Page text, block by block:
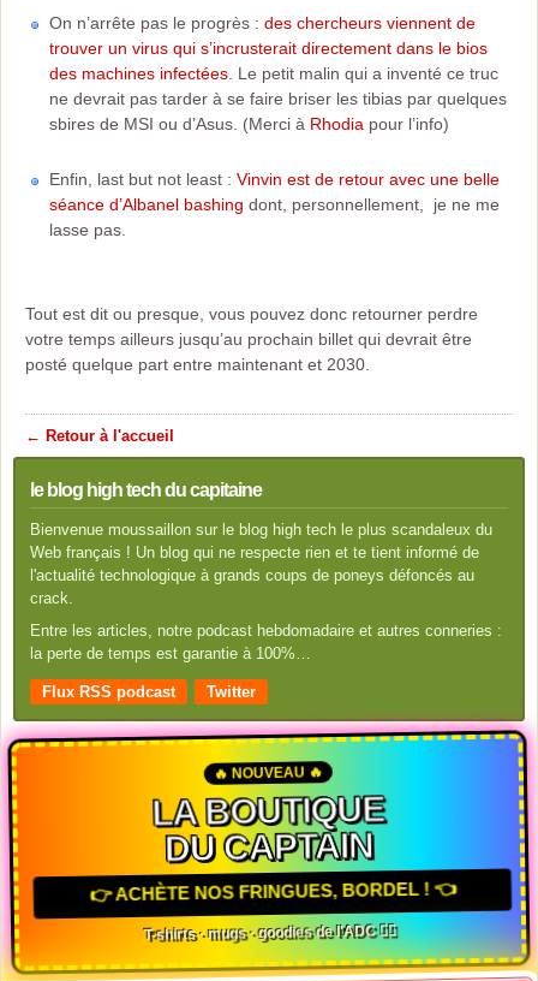
On n’arrête pas le progrès : des chercheurs viennent de
trouver un virus qui s’incrusterait directement dans le bios
des machines infectées . Le petit malin qui a inventé ce truc
ne devrait pas tarder à se faire briser les tibias par quelques
sbires de MSI ou d’Asus. (Merci à Rhodia pour l’info)
Enfin, last but not least : Vinvin est de retour avec une belle
séance d’Albanel bashing dont, personnellement, je ne me
lasse pas.
Tout est dit ou presque, vous pouvez donc retourner perdre
votre temps ailleurs jusqu’au prochain billet qui devrait être
posté quelque part entre maintenant et 2030.
← Retour à l'accueil
le blog high tech du capitaine
Bienvenue moussaillon sur le blog high tech le plus scandaleux du
Web français ! Un blog qui ne respecte rien et te tient informé de
l'actualité technologique à grands coups de poneys défoncés au
crack.
Entre les articles, notre podcast hebdomadaire et autres conneries :
la perte de temps est garantie à 100%…
Flux RSS podcast Twitter
🔥 NOUVEAU 🔥
LA BOUTIQUE
DU CAPTAIN
👉 ACHÈTE NOS FRINGUES, BORDEL ! 👈
T-shirts · mugs · goodies de l'ADC 🏴‍☠️